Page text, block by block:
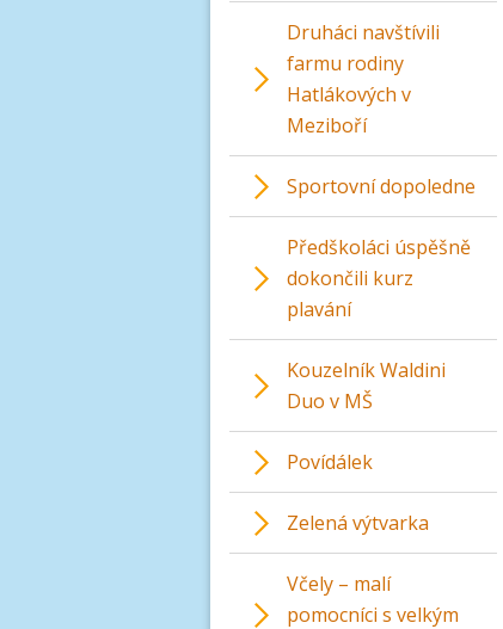
Druháci navštívili
farmu rodiny
Hatlákových v
Meziboří
Sportovní dopoledne
Předškoláci úspěšně
dokončili kurz
plavání
Kouzelník Waldini
Duo v MŠ
Povídálek
Zelená výtvarka
Včely – malí
pomocníci s velkým